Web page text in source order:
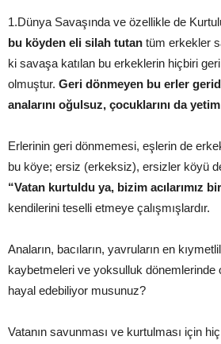
1.Dünya Savaşında ve özellikle de
bu köyden eli silah tutan tüm erkekler
ki savaşa katılan bu erkeklerin hiçbiri
olmuştur. Geri dönmeyen bu erler
analarını oğulsuz, çocuklarını da yetim
Erlerinin geri dönmemesi, eşlerin de
bu köye; ersiz (erkeksiz), ersizler köyü
“Vatan kurtuldu ya, bizim acılarımız
kendilerini teselli etmeye çalışmışlardır.
Anaların, bacıların, yavruların en
kaybetmeleri ve yoksulluk dönemlerinde
hayal edebiliyor musunuz?
Vatanın savunması ve kurtulması için